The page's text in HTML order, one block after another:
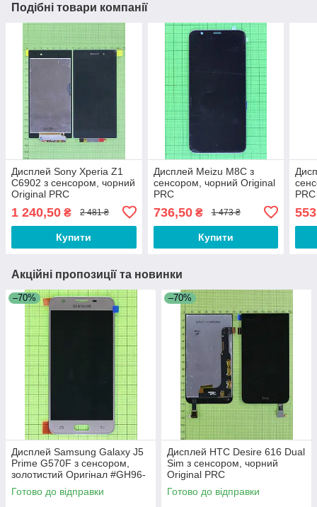
Подібні товари компанії
Дисплей Sony Xperia Z1
C6902 з сенсором, чорний
Original PRC
1 240,50 ₴ 2 481 ₴
Купити
Дисплей Meizu M8C з
сенсором, чорний Original
PRC
736,50₴ 1 473 ₴
Купити
PRC
Акційні пропозиції та новинки
–70%
Дисплей Samsung Galaxy J5
Prime G570F з сенсором,
золотистий Оригінал #GH96-
10324A
Готово до відправки
–70%
Дисплей HTC Desire 616 Dual
Sim з сенсором, чорний
Original PRC
Готово до відправки